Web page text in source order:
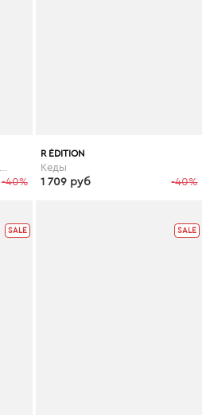
-40%
R ÉDITION
Кеды
-40%
1 709 руб
SALE SALE